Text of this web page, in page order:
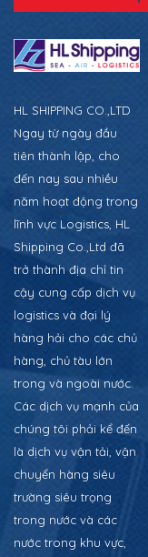
HL SHIPPING CO.,LTD
Ngay từ ngày đầu
tiên thành lập, cho
đến nay sau nhiều
năm hoạt động trong
lĩnh vực Logistics, HL
Shipping Co.,Ltd đã
trở thành địa chỉ tin
cậy cung cấp dịch vụ
logistics và đại lý
hàng hải cho các chủ
hàng, chủ tàu lớn
trong và ngoài nước.
Các dịch vụ mạnh của
chúng tôi phải kể đến
là dịch vụ vận tải, vận
chuyển hàng siêu
trường siêu trọng
trong nước và các
nước trong khu vực,